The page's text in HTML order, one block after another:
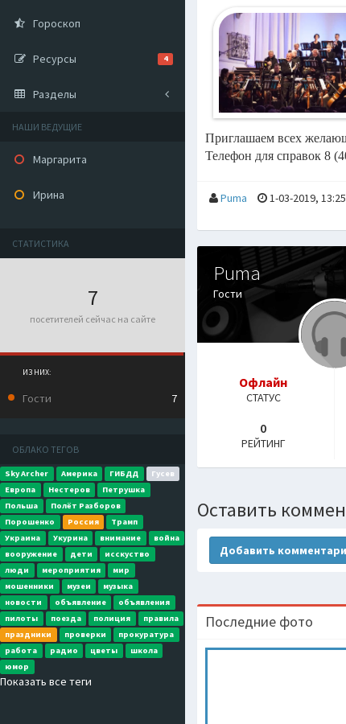
Гороскоп
Ресурсы 4
Разделы
НАШИ ВЕДУЩИЕ
Маргарита
Ирина
СТАТИСТИКА
7
посетителей сейчас на сайте
ИЗ НИХ:
Гости 7
ОБЛАКО ТЕГОВ
Sky Archer Америка ГИБДД
Гусев
Европа
Нестеров
Петрушка
Польша
Полёт Разборов
Порошенко
Россия
Трамп
Украина
Укурина внимание
война
вооружение
дети
исскуство
люди
мероприятия
мир
мошенники
музеи
музыка
новости
объявление
объявления
пилоты
поезда полиция
правила
праздники
проверки
прокуратура
работа
радио цветы
школа
юмор
Показать все теги
Приглашаем всех
Телефон для справок 8
Puma 1-03-2019, 13:25
Puma
Гости
Офлайн
СТАТУС
0
РЕЙТИНГ
Оставить
Добавить
Последние фото